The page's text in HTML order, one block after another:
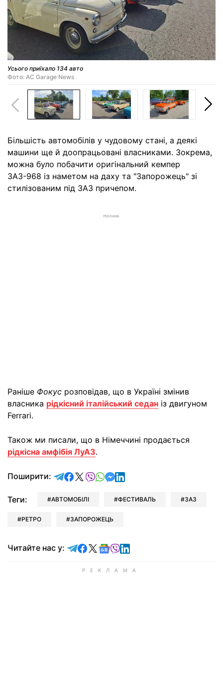
Усього приїхало 134 авто
Фото: AC Garage News
Більшість автомобілів у чудовому стані, а деякі
машини ще й доопрацьовані власниками. Зокрема,
можна було побачити оригінальний кемпер
ЗАЗ-968 із наметом на даху та "Запорожець" зі
стилізованим під ЗАЗ причепом.
РЕКЛАМА
Раніше Фокус розповідав, що в Україні змінив
власника рідкісний італійський седан із двигуном
Ferrari.
Також ми писали, що в Німеччині продається
рідкісна амфібія ЛуАЗ.
Поширити: відправити у Telegram
поділитись у Facebook
поділитись у X
відправити у Viber
відправити у Whatsapp
відправити у Messenger
відправити у LinkedIn
Теги: АВТОМОБІЛІ ФЕСТИВАЛЬ ЗАЗ
РЕТРО ЗАПОРОЖЕЦЬ
Читайте нас у: Читайте у Telegram
Читайте у Facebook
Читайте у X
Читайте у Google news
Читайте у Viber
Читайте у LinkedIn